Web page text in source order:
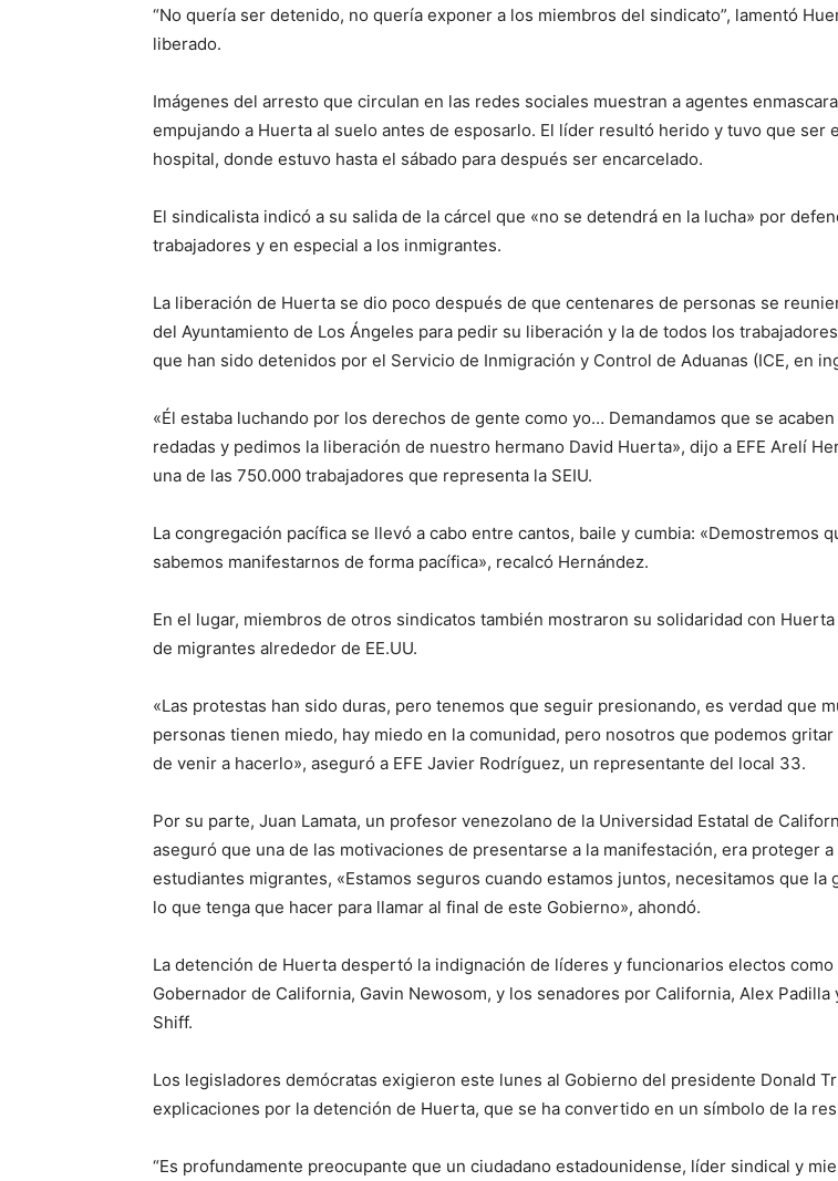
“No quería ser detenido, no quería exponer a los miembros del sindicato”, lamentó
liberado.
Imágenes del arresto que circulan en las redes sociales muestran a agentes
empujando a Huerta al suelo antes de esposarlo. El líder resultó herido y tuvo que ser
hospital, donde estuvo hasta el sábado para después ser encarcelado.
El sindicalista indicó a su salida de la cárcel que «no se detendrá en la lucha» por
trabajadores y en especial a los inmigrantes.
La liberación de Huerta se dio poco después de que centenares de personas se
del Ayuntamiento de Los Ángeles para pedir su liberación y la de todos los
que han sido detenidos por el Servicio de Inmigración y Control de Aduanas (ICE, en
«Él estaba luchando por los derechos de gente como yo… Demandamos que se acaben
redadas y pedimos la liberación de nuestro hermano David Huerta», dijo a EFE Arelí
una de las 750.000 trabajadores que representa la SEIU.
La congregación pacífica se llevó a cabo entre cantos, baile y cumbia: «Demostremos
sabemos manifestarnos de forma pacífica», recalcó Hernández.
En el lugar, miembros de otros sindicatos también mostraron su solidaridad con
de migrantes alrededor de EE.UU.
«Las protestas han sido duras, pero tenemos que seguir presionando, es verdad que
personas tienen miedo, hay miedo en la comunidad, pero nosotros que podemos gritar
de venir a hacerlo», aseguró a EFE Javier Rodríguez, un representante del local 33.
Por su parte, Juan Lamata, un profesor venezolano de la Universidad Estatal de
aseguró que una de las motivaciones de presentarse a la manifestación, era proteger a
estudiantes migrantes, «Estamos seguros cuando estamos juntos, necesitamos que la
lo que tenga que hacer para llamar al final de este Gobierno», ahondó.
La detención de Huerta despertó la indignación de líderes y funcionarios electos como
Gobernador de California, Gavin Newosom, y los senadores por California, Alex Padilla
Shiff.
Los legisladores demócratas exigieron este lunes al Gobierno del presidente Donald
explicaciones por la detención de Huerta, que se ha convertido en un símbolo de la
“Es profundamente preocupante que un ciudadano estadounidense, líder sindical y